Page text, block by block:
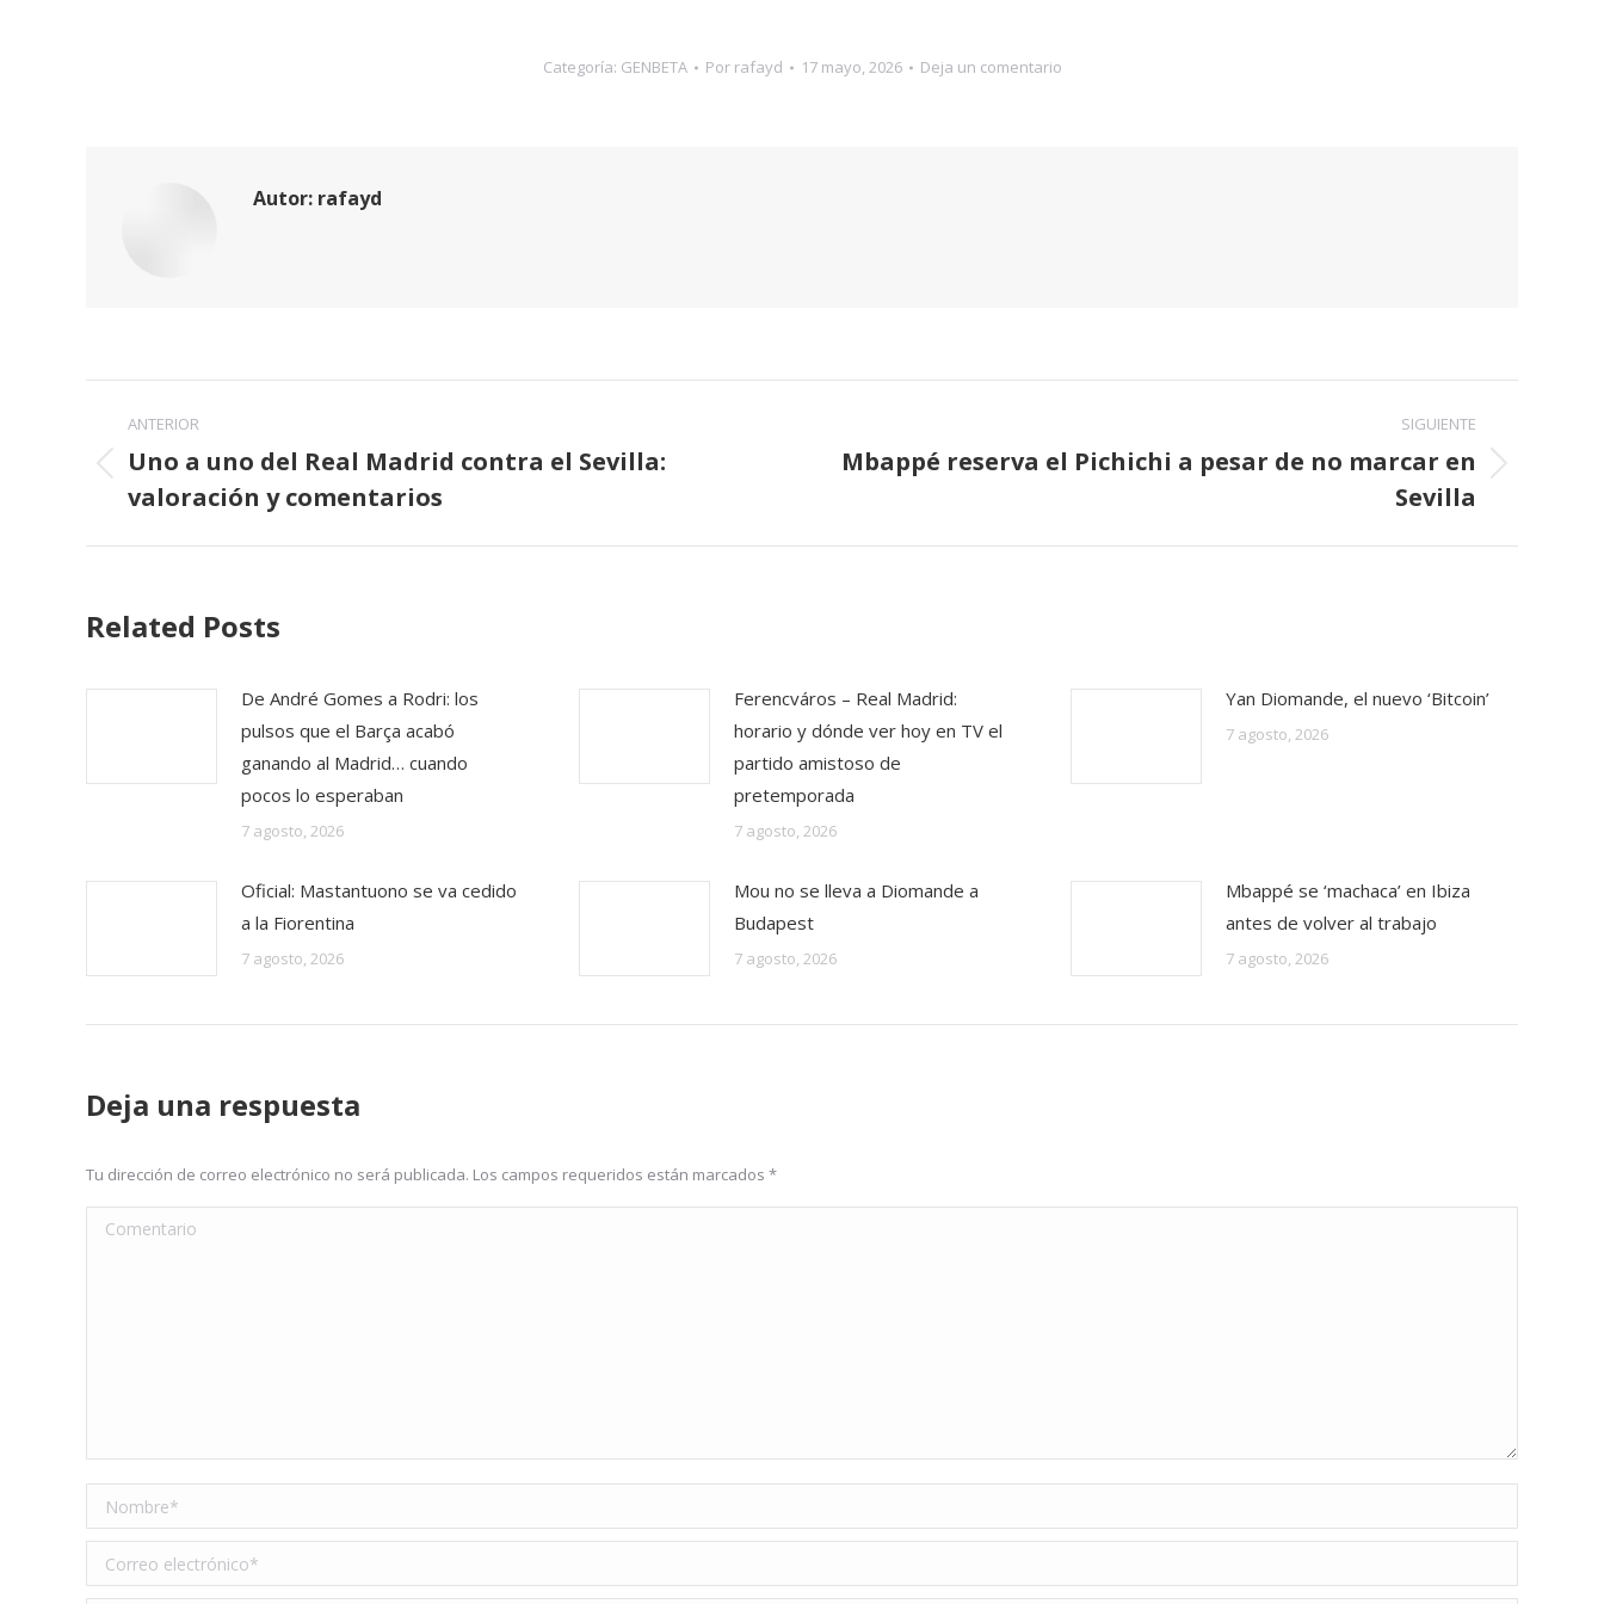
Categoría: GENBETA Por rafayd 17 mayo, 2026 Deja un comentario
Autor: rafayd
Navegación
entre
publicaciones
ANTERIOR
Publicación
anterior:
Uno a uno del Real Madrid contra el Sevilla:
valoración y comentarios
SIGUIENTE
Publicación
Mbappé reserva el Pichichi a pesar de no marcar en
Sevilla
Related Posts
De André Gomes a Rodri: los
pulsos que el Barça acabó
ganando al Madrid… cuando
pocos lo esperaban
7 agosto, 2026
Ferencváros – Real Madrid:
horario y dónde ver hoy en TV el
partido amistoso de
pretemporada
7 agosto, 2026
Yan Diomande, el nuevo ‘Bitcoin’
7 agosto, 2026
Oficial: Mastantuono se va cedido
a la Fiorentina
7 agosto, 2026
Mou no se lleva a Diomande a
Budapest
7 agosto, 2026
Mbappé se ‘machaca’ en Ibiza
antes de volver al trabajo
7 agosto, 2026
Deja una respuesta
Tu dirección de correo electrónico no será publicada. Los campos requeridos están marcados *
Comentario
Nombre *
Correo electrónico *